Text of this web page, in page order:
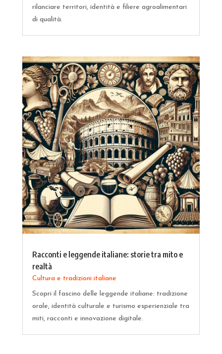
rilanciare territori, identità e filiere agroalimentari
di qualità.
Racconti e leggende italiane: storie tra mito e
realtà
Cultura e tradizioni italiane
Scopri il fascino delle leggende italiane: tradizione
orale, identità culturale e turismo esperienziale tra
miti, racconti e innovazione digitale.